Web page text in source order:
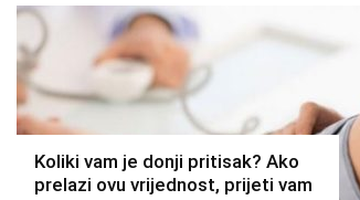
Koliki vam je donji pritisak? Ako
prelazi ovu vrijednost, prijeti vam